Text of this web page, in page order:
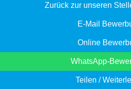
Zurück zur unseren
E-Mail
Online
WhatsApp-
Teilen / Xing